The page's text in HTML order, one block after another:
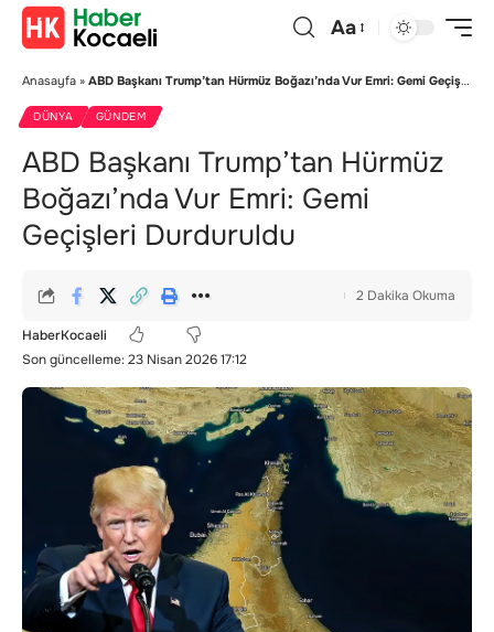
Aa
Anasayfa » ABD Başkanı Trump’tan Hürmüz Boğazı’nda Vur Emri: Gemi Geçişleri Durduruldu
DÜNYA GÜNDEM
ABD Başkanı Trump’tan Hürmüz
Boğazı’nda Vur Emri: Gemi
Geçişleri Durduruldu
Son güncelleme: 23 Nisan 2026 17:12
HaberKocaeli
2 Dakika Okuma